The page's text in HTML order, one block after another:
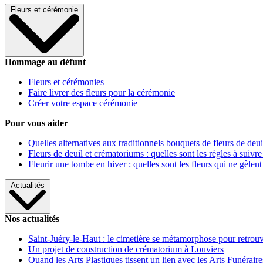
Fleurs et cérémonie
Hommage au défunt
Fleurs et cérémonies
Faire livrer des fleurs pour la cérémonie
Créer votre espace cérémonie
Pour vous aider
Quelles alternatives aux traditionnels bouquets de fleurs de
Fleurs de deuil et crématoriums : quelles sont les règles à
Fleurir une tombe en hiver : quelles sont les fleurs qui ne gèlent
Actualités
Nos actualités
Saint-Juéry-le-Haut : le cimetière se métamorphose pour
Un projet de construction de crématorium à Louviers
Quand les Arts Plastiques tissent un lien avec les Arts